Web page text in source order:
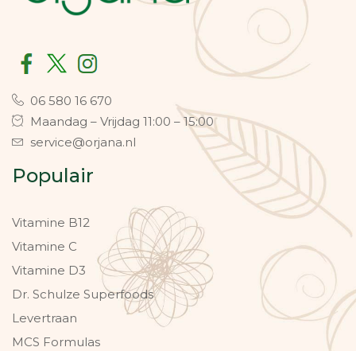
06 580 16 670
Maandag – Vrijdag 11:00 – 15:00
service@orjana.nl
Populair
Vitamine B12
Vitamine C
Vitamine D3
Dr. Schulze Superfoods
Levertraan
MCS Formulas